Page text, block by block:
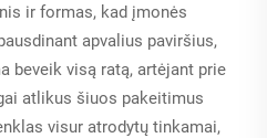
ir formas, kad įmonės
apvalius paviršius,
beveik visą ratą, artėjant prie
atlikus šiuos pakeitimus
visur atrodytų tinkamai,